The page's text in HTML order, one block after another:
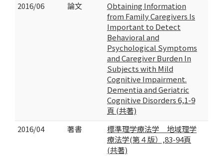
2016/06
論文
Obtaining Information
from Family Caregivers Is
Important to Detect
Behavioral and
Psychological Symptoms
and Caregiver Burden In
Subjects with Mild
Cognitive Impairment.
Dementia and Geriatric
Cognitive Disorders 6,1-9
頁 (共著)
2016/04
著書
標準理学療法学 地域理学
療法学(第４版）,83-94頁
(共著)